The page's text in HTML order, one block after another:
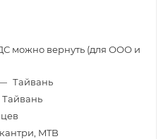
можно вернуть (для ООО и
Тайвань
Тайвань
MTB